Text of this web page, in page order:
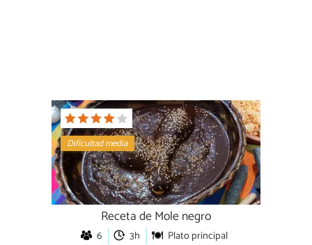
Dificultad media
Receta de Mole negro
6 3h Plato principal